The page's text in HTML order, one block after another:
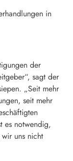
in
der
sagt der
„Seit mehr
seit mehr
es notwendig,
uns nicht